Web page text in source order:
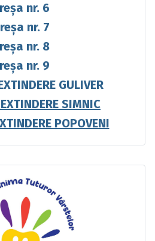
nr. 6
nr. 7
nr. 8
nr. 9
GULIVER
SIMNIC
POPOVENI